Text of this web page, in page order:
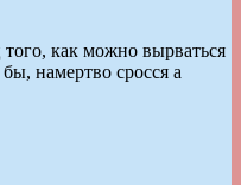
как можно вырваться
намертво сросся а